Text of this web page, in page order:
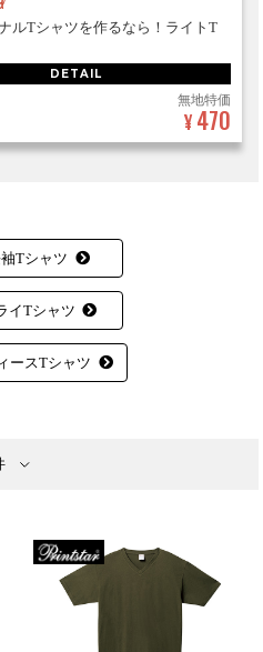
ルTシャツを作るなら！ライトT
DETAIL
無地特価
¥ 470
Tシャツ
イTシャツ
ースTシャツ